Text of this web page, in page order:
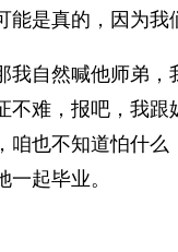
能是真的，因为我
我自然喊他师弟，
不难，报吧，我跟
咱也不知道怕什么
起毕业。